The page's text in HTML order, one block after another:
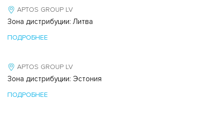
APTOS GROUP LV
Зона дистрибуции: Литва
ПОДРОБНЕЕ
APTOS GROUP LV
Зона дистрибуции: Эстония
ПОДРОБНЕЕ